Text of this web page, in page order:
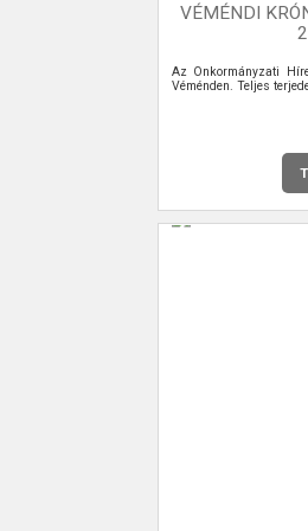
VÉMÉNDI
Az Önkormányzati
Véménden. Teljes